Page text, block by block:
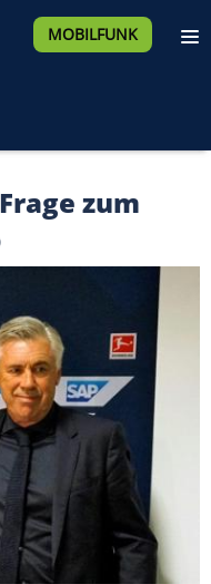
MOBILFUNK
zum